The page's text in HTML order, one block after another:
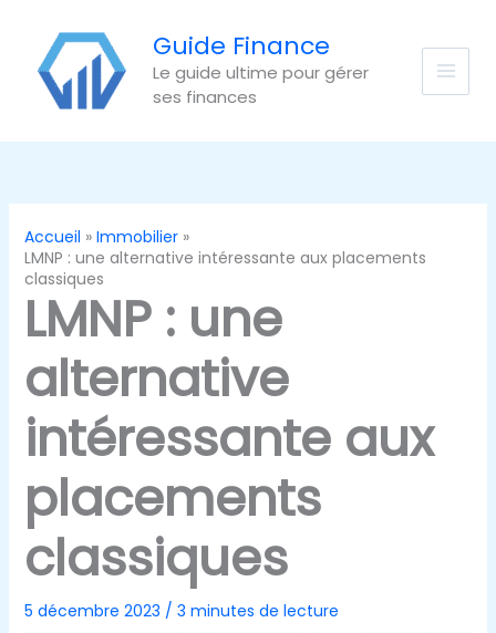
contenu
Guide Finance
Le guide ultime pour gérer
ses finances
Accueil
Immobilier
LMNP : une alternative intéressante aux placements
classiques
LMNP : une
alternative
intéressante aux
placements
classiques
5 décembre 2023 / 3 minutes de lecture